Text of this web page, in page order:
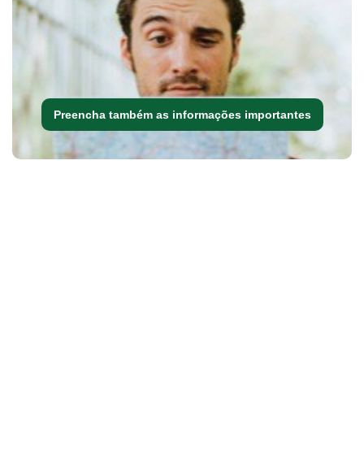
Preencha também as informações importantes